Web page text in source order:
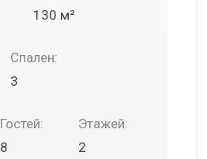
130 м²
Спален:
3
Гостей:
8
Этажей:
2